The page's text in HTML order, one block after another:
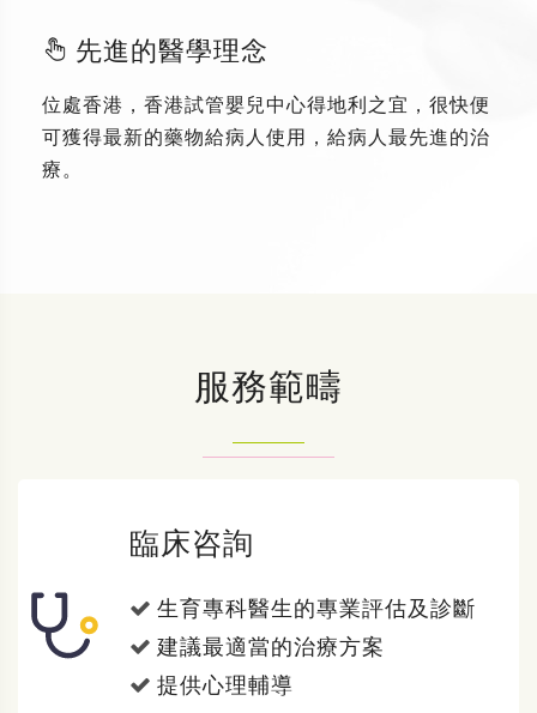
先進的醫學理念
位處香港，香港試管嬰兒中心得地利之宜，很快便
可獲得最新的藥物給病人使用，給病人最先進的治
療。
服務範疇
臨床咨詢
生育專科醫生的專業評估及診斷
建議最適當的治療方案
提供心理輔導